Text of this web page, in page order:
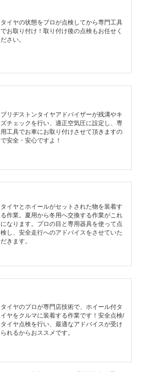
タイヤの状態をプロが点検してから専門工具
でお取り付け！取り付け後の点検もお任せく
ださい。
ブリヂストンタイヤアドバイザーが残溝やキ
ズチェックを行い、適正空気圧に設定し、専
用工具でお車にお取り付けさせて頂きますの
で安全・安心ですよ！
タイヤとホイールがセットされた物を装着す
る作業。夏用から冬用へ交換する作業がこれ
になります。プロの目と専用器具を使って点
検し、安全走行へのアドバイスをさせていた
だきます。
タイヤのプロが専門店技術で、ホイール付タ
イヤをクルマに装着する作業です！安全点検/
タイヤ点検を行い、最適なアドバイスが受け
られるからおススメです。